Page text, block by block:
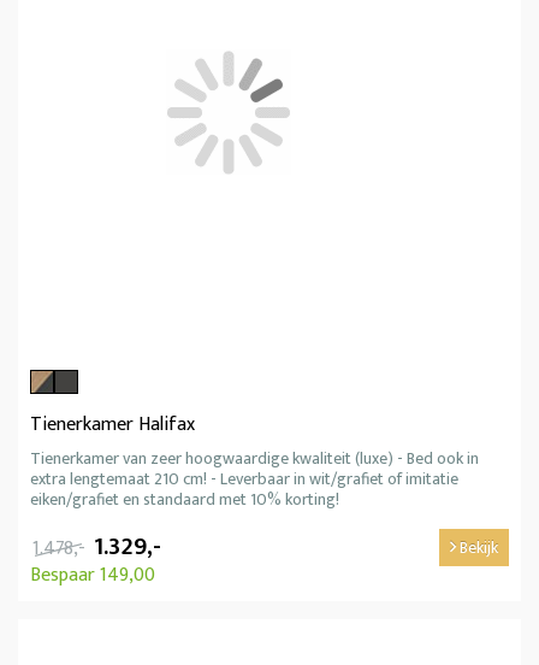
Tienerkamer Halifax
Tienerkamer van zeer hoogwaardige kwaliteit (luxe) - Bed ook in
extra lengtemaat 210 cm! - Leverbaar in wit/grafiet of imitatie
eiken/grafiet en standaard met 10% korting!
1.478,- 1.329,-
Bespaar 149,00
Bekijk